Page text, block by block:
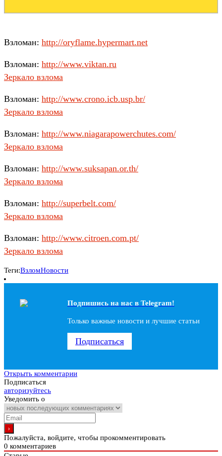
Взломан: http://oryflame.hypermart.net
Взломан: http://www.viktan.ru
Зеркало взлома
Взломан: http://www.crono.icb.usp.br/
Зеркало взлома
Взломан: http://www.niagarapowerchutes.com/
Зеркало взлома
Взломан: http://www.suksapan.or.th/
Зеркало взлома
Взломан: http://superbelt.com/
Зеркало взлома
Взломан: http://www.citroen.com.pt/
Зеркало взлома
Теги:ВзломНовости
Подпишись на наc в Telegram!
Только важные новости и лучшие статьи
Подписаться
Открыть комментарии
Подписаться
авторизуйтесь
Уведомить о
Пожалуйста, войдите, чтобы прокомментировать
0 комментариев